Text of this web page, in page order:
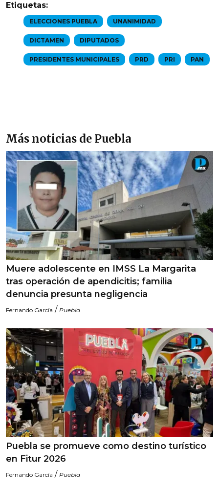
Etiquetas:
ELECCIONES PUEBLA UNANIMIDAD
DICTAMEN DIPUTADOS
PRESIDENTES MUNICIPALES PRD PRI PAN
Más noticias de Puebla
Muere adolescente en IMSS La Margarita
tras operación de apendicitis; familia
denuncia presunta negligencia
Fernando García / Puebla
Puebla se promueve como destino turístico
en Fitur 2026
Fernando García / Puebla